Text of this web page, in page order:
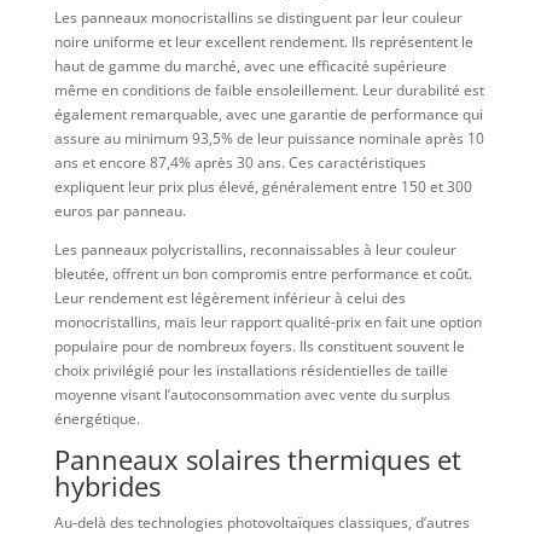
Les panneaux monocristallins se distinguent par leur couleur
noire uniforme et leur excellent rendement. Ils représentent le
haut de gamme du marché, avec une efficacité supérieure
même en conditions de faible ensoleillement. Leur durabilité est
également remarquable, avec une garantie de performance qui
assure au minimum 93,5% de leur puissance nominale après 10
ans et encore 87,4% après 30 ans. Ces caractéristiques
expliquent leur prix plus élevé, généralement entre 150 et 300
euros par panneau.
Les panneaux polycristallins, reconnaissables à leur couleur
bleutée, offrent un bon compromis entre performance et coût.
Leur rendement est légèrement inférieur à celui des
monocristallins, mais leur rapport qualité-prix en fait une option
populaire pour de nombreux foyers. Ils constituent souvent le
choix privilégié pour les installations résidentielles de taille
moyenne visant l’autoconsommation avec vente du surplus
énergétique.
Panneaux solaires thermiques et
hybrides
Au-delà des technologies photovoltaïques classiques, d’autres